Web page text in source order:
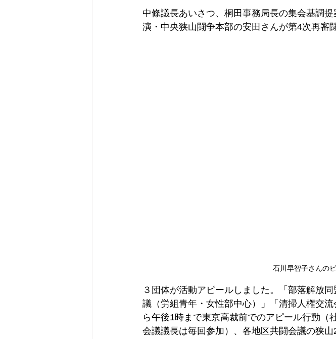
中條議長あいさつ、桐田事務局長の集会基調
演・中央狭山闘争本部の安田さんが第4次再審
石川早智子さんの
３団体が活動アピールしました。「部落解放
議（労組青年・女性部中心）」「清掃人権交
ら午後1時まで東京高裁前でのアピール行動（
会議議長は毎回参加）、各地区共闘会議の狭